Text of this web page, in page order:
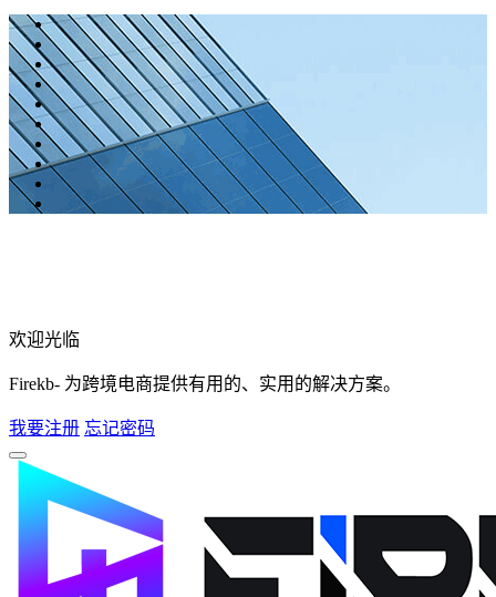
欢迎光临
Firekb- 为跨境电商提供有用的、实用的解决方案。
我要注册 忘记密码